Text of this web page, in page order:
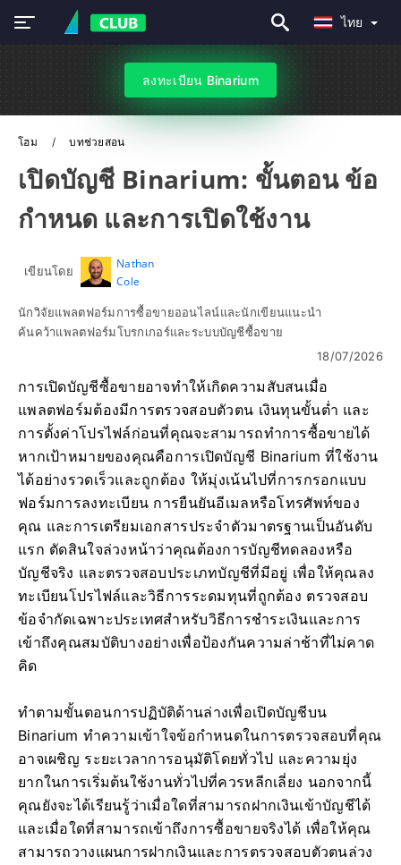
ไทย
ลงทะเบียน Binarium
โฮม บทช่วยสอน
เปิดบัญชี Binarium: ขั้นตอน ข้อ
กำหนด และการเปิดใช้งาน
เขียนโดย
Nathan
Cole
นักวิจัยแพลตฟอร์มการซื้อขายออนไลน์และนักเขียนแนะนำ
ค้นคว้าแพลตฟอร์มโบรกเกอร์และระบบบัญชีซื้อขาย
18/07/2026
การเปิดบัญชีซื้อขายอาจทำให้เกิดความสับสนเมื่อ
แพลตฟอร์มต้องมีการตรวจสอบตัวตน เงินทุนขั้นต่ำ และ
การตั้งค่าโปรไฟล์ก่อนที่คุณจะสามารถทำการซื้อขายได้
หากเป้าหมายของคุณคือการเปิดบัญชี Binarium ที่ใช้งาน
ได้อย่างรวดเร็วและถูกต้อง ให้มุ่งเน้นไปที่การกรอกแบบ
ฟอร์มการลงทะเบียน การยืนยันอีเมลหรือโทรศัพท์ของ
คุณ และการเตรียมเอกสารประจำตัวมาตรฐานเป็นอันดับ
แรก ตัดสินใจล่วงหน้าว่าคุณต้องการบัญชีทดลองหรือ
บัญชีจริง และตรวจสอบประเภทบัญชีที่มีอยู่ เพื่อให้คุณลง
ทะเบียนโปรไฟล์และวิธีการระดมทุนที่ถูกต้อง ตรวจสอบ
ข้อจำกัดเฉพาะประเทศสำหรับวิธีการชำระเงินและการ
เข้าถึงคุณสมบัติบางอย่างเพื่อป้องกันความล่าช้าที่ไม่คาด
คิด
ทำตามขั้นตอนการปฏิบัติด้านล่างเพื่อเปิดบัญชีบน
Binarium ทำความเข้าใจข้อกำหนดในการตรวจสอบที่คุณ
อาจเผชิญ ระยะเวลาการอนุมัติโดยทั่วไป และความยุ่ง
ยากในการเริ่มต้นใช้งานทั่วไปที่ควรหลีกเลี่ยง นอกจากนี้
คุณยังจะได้เรียนรู้ว่าเมื่อใดที่สามารถฝากเงินเข้าบัญชีได้
และเมื่อใดที่สามารถเข้าถึงการซื้อขายจริงได้ เพื่อให้คุณ
สามารถวางแผนการฝากเงินและการตรวจสอบตัวตนล่วง